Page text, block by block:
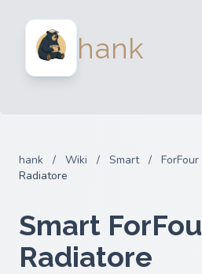
hankPer
hank / Wiki / Smart /
Radiatore
Smart
Radiatore